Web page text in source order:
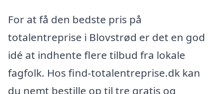
For at få den bedste pris på
totalentreprise i Blovstrød er det en god
idé at indhente flere tilbud fra lokale
fagfolk. Hos find-totalentreprise.dk kan
du nemt bestille op til tre gratis og